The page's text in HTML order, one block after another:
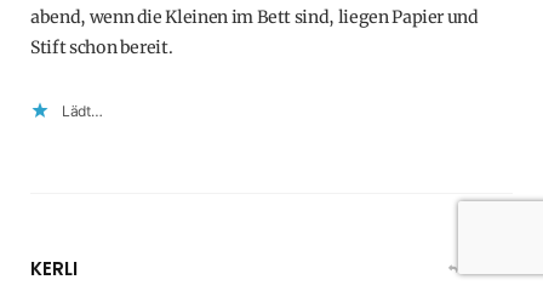
abend, wenn die Kleinen im Bett sind, liegen Papier und
Stift schon bereit.
Lädt…
KERLI